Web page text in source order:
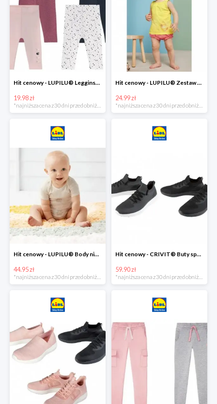
Hit cenowy - LUPILU® Legginsy niemowlęce z biobawełną, 2 pary
19.98 zł
Hit cenowy - LUPILU® Zestaw dziecięcy z biobawełny (body + koszulka + spodenki), 1 komplet
24.99 zł
Hit cenowy - LUPILU® Body niemowlęce z biobawełny, z krótkim rękawem, 5 sztuk
44.95 zł
*najniższa cena z 30 dni przed obniżką
Hit cenowy - CRIVIT® Buty sportowe chłopięce WellWalk, 1 para
59.90 zł
*najniższa cena z 30 dni przed obniżką